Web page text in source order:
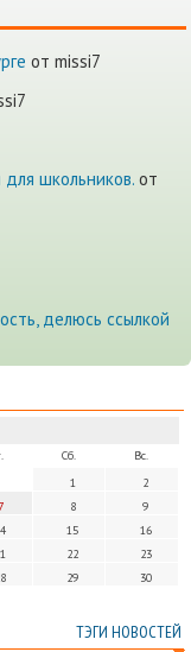
от missi7
школьников. от
делюсь ссылкой
Сб.
Вс.
1
2
8
9
15
16
22
23
29
30
ТЭГИ НОВОСТЕЙ